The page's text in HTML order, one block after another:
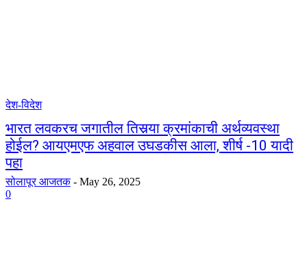
देश-विदेश
भारत लवकरच जगातील तिसर्‍या क्रमांकाची अर्थव्यवस्था
होईल? आयएमएफ अहवाल उघडकीस आला, शीर्ष -10 यादी
पहा
सोलापूर आजतक - May 26, 2025
0